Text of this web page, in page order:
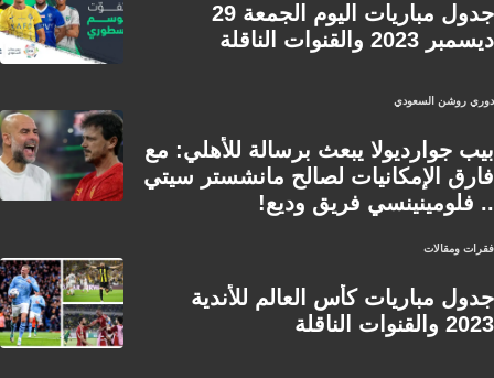
جدول مباريات اليوم الجمعة 29
ديسمبر 2023 والقنوات الناقلة
دوري روشن السعودي
بيب جوارديولا يبعث برسالة للأهلي: مع
فارق الإمكانيات لصالح مانشستر سيتي
.. فلومينينسي فريق وديع!
فقرات ومقالات
جدول مباريات كأس العالم للأندية
2023 والقنوات الناقلة